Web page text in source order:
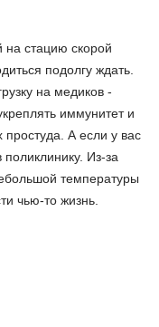
на стацию скорой
подолгу ждать.
на медиков -
иммунитет и
А если у вас
Из-за
температуры
чью-то жизнь.